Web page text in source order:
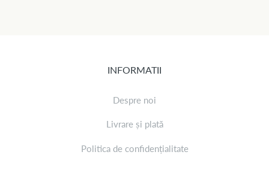
INFORMATII
Despre noi
Livrare și plată
Politica de confidențialitate